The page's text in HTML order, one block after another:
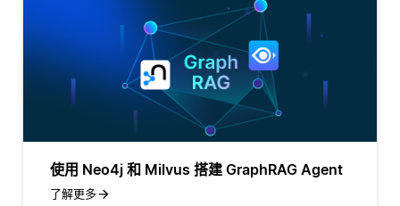
使用 Neo4j 和 Milvus 搭建 GraphRAG Agent
了解更多